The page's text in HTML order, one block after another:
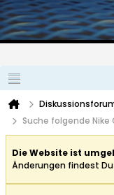
Suche folgende Nike
Die Website ist
Änderungen findest